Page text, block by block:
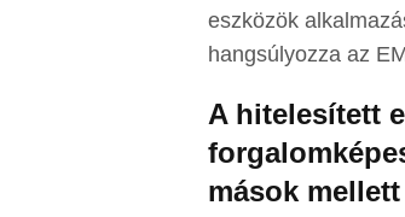
eszközök
hangsúlyozza az
A hitelesített
mások